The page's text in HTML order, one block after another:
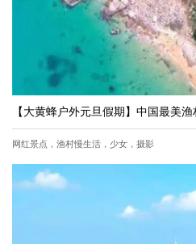
【大黄蜂户外元旦假期】中国最美
网红景点，渔村慢生活，少女，摄影